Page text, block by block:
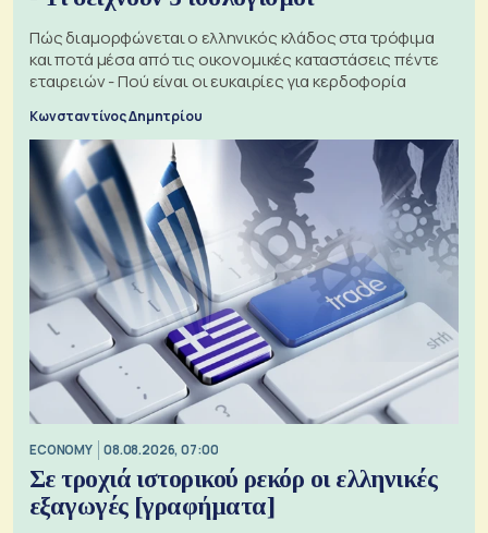
Πώς διαμορφώνεται ο ελληνικός κλάδος στα τρόφιμα
και ποτά μέσα από τις οικονομικές καταστάσεις πέντε
εταιρειών - Πού είναι οι ευκαιρίες για κερδοφορία
Κωνσταντίνος Δημητρίου
ECONOMY 08.08.2026, 07:00
Σε τροχιά ιστορικού ρεκόρ οι ελληνικές
εξαγωγές [γραφήματα]